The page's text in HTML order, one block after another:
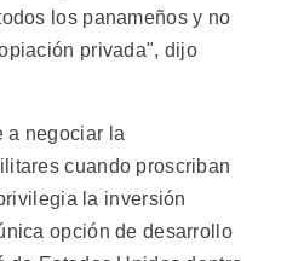
los panameños y no
privada", dijo
a negociar la
cuando proscriban
la inversión
opción de desarrollo